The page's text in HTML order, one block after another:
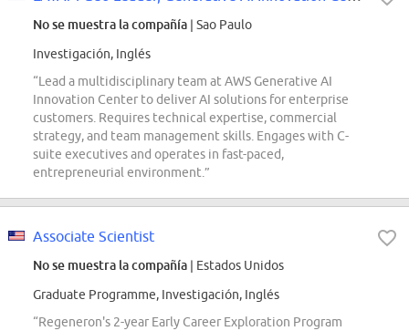
No se muestra la compañía | Sao Paulo
Investigación, Inglés
“Lead a multidisciplinary team at AWS Generative AI
Innovation Center to deliver AI solutions for enterprise
customers. Requires technical expertise, commercial
strategy, and team management skills. Engages with C-
suite executives and operates in fast-paced,
entrepreneurial environment.”
Associate Scientist
No se muestra la compañía | Estados Unidos
Graduate Programme, Investigación, Inglés
“Regeneron's 2-year Early Career Exploration Program